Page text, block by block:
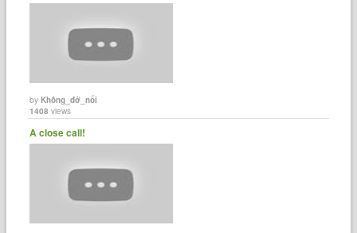
byKhông_đở_nổi
1408 views
A close call!